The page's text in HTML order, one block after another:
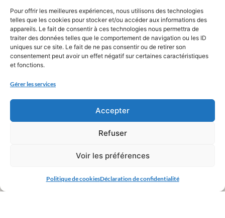
Pour offrir les meilleures expériences, nous utilisons des technologies
telles que les cookies pour stocker et/ou accéder aux informations des
appareils. Le fait de consentir à ces technologies nous permettra de
traiter des données telles que le comportement de navigation ou les ID
uniques sur ce site. Le fait de ne pas consentir ou de retirer son
consentement peut avoir un effet négatif sur certaines caractéristiques
et fonctions.
Gérer les services
Accepter
Refuser
Voir les préférences
Politique de cookiesDéclaration de confidentialité